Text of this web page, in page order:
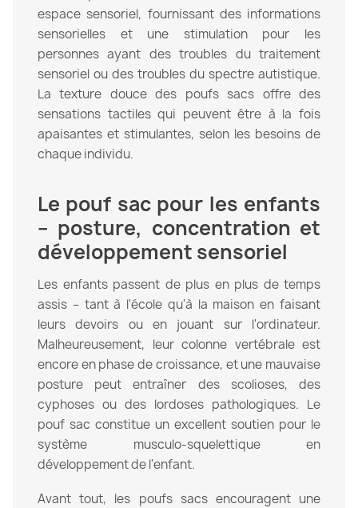
espace sensoriel, fournissant des informations
sensorielles et une stimulation pour les
personnes ayant des troubles du traitement
sensoriel ou des troubles du spectre autistique.
La texture douce des poufs sacs offre des
sensations tactiles qui peuvent être à la fois
apaisantes et stimulantes, selon les besoins de
chaque individu.
Le pouf sac pour les enfants
– posture, concentration et
développement sensoriel
Les enfants passent de plus en plus de temps
assis – tant à l'école qu'à la maison en faisant
leurs devoirs ou en jouant sur l'ordinateur.
Malheureusement, leur colonne vertébrale est
encore en phase de croissance, et une mauvaise
posture peut entraîner des scolioses, des
cyphoses ou des lordoses pathologiques. Le
pouf sac constitue un excellent soutien pour le
système musculo-squelettique en
développement de l'enfant.
Avant tout, les poufs sacs encouragent une